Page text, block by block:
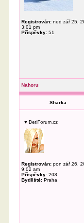
Registrován: ned zář 25,
3:01 pm
Příspěvky: 51
Nahoru
Sharka
♥ DetiForum.cz
Registrován: pon zář 26,
9:02 am
Příspěvky: 208
Bydliště: Praha